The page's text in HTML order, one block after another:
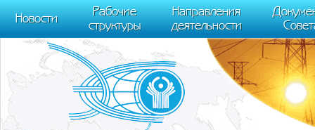
m[i].l=1*new Date(); for (var j = 0; j < document.scripts.length; j++) {if
[0],k.async=1,k.src=r,a.parentNode.insertBefore(k,a)}) (window,
trackLinks:true, accurateTrackBounce:true });
Новости
Рабочие
структуры
Направления
деятельности